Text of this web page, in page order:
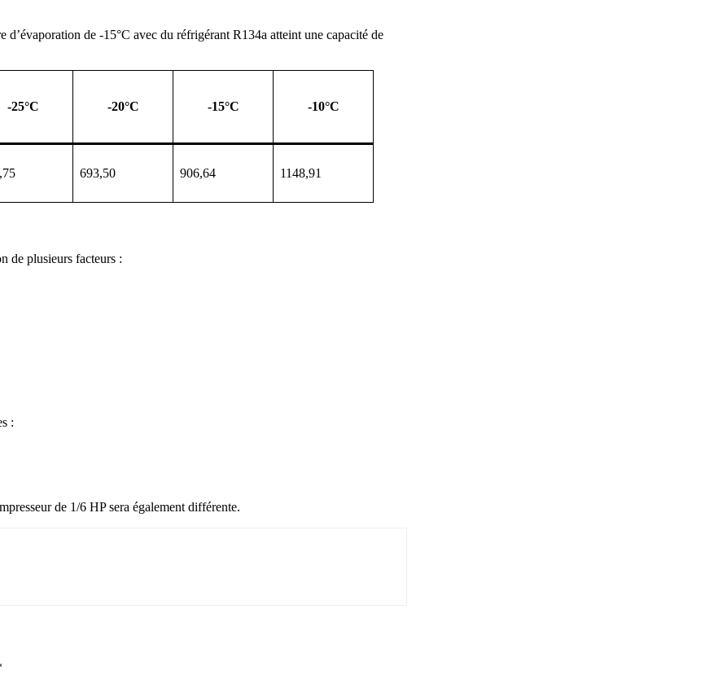
de -15°C avec du réfrigérant R134a atteint une capacité de
-25°C -20°C -15°C -10°C
693,50 906,64 1148,91
de plusieurs facteurs :
:
de 1/6 HP sera également différente.